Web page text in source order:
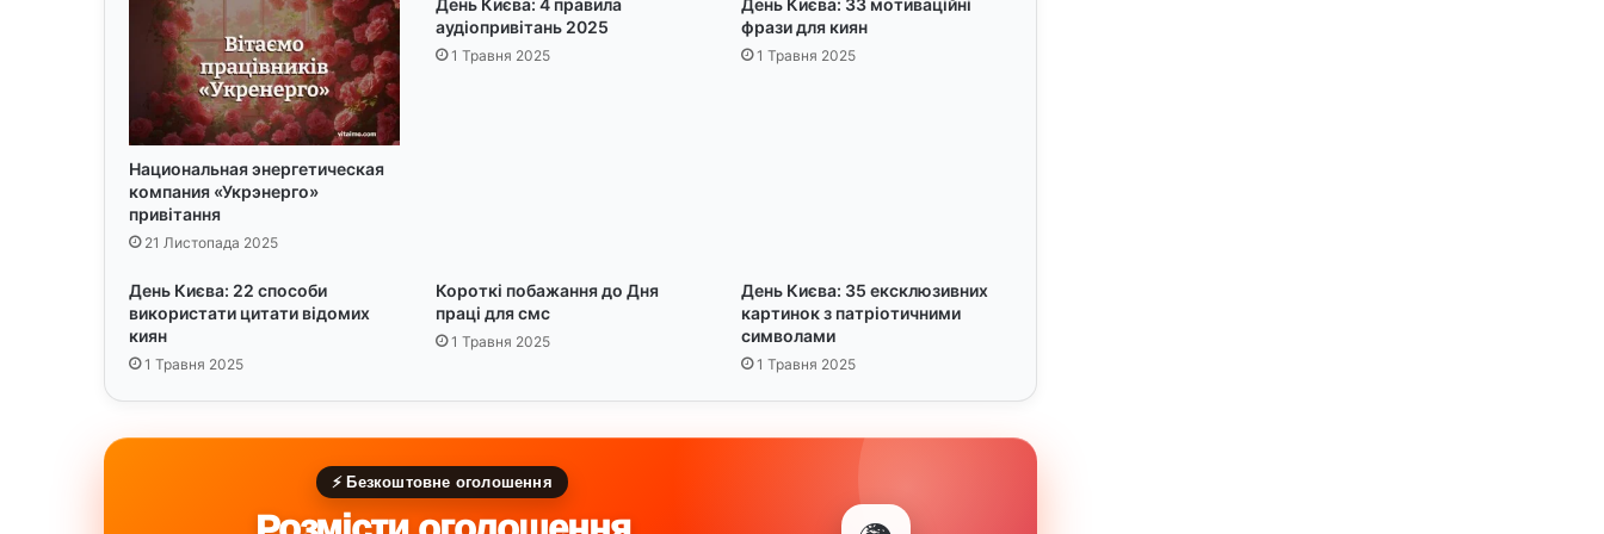
ц
м
е
р
е
ж
у
с
Национальная энергетическая
компания «Укрэнерго»
привітання
21 Листопада 2025
День Києва: 4 правила
аудіопривітань 2025
1 Травня 2025
День Києва: 33 мотиваційні
фрази для киян
1 Травня 2025
День Києва: 22 способи
використати цитати відомих
киян
1 Травня 2025
Короткі побажання до Дня
праці для смс
1 Травня 2025
День Києва: 35 ексклюзивних
картинок з патріотичними
символами
1 Травня 2025
⚡ Безкоштовне оголошення